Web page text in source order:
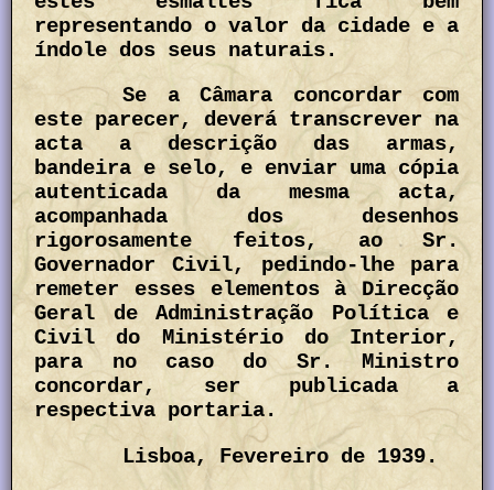
representando o valor da cidade e a
índole dos seus naturais.
Se a Câmara concordar com
este parecer, deverá transcrever na
acta a descrição das armas,
bandeira e selo, e enviar uma cópia
autenticada da mesma acta,
acompanhada dos desenhos
rigorosamente feitos, ao Sr.
Governador Civil, pedindo-lhe para
remeter esses elementos à Direcção
Geral de Administração Política e
Civil do Ministério do Interior,
para no caso do Sr. Ministro
concordar, ser publicada a
respectiva portaria.
Lisboa, Fevereiro de 1939.